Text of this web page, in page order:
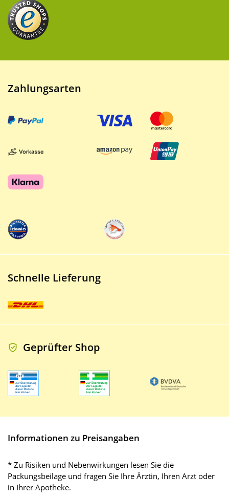
Zahlungsarten
Schnelle Lieferung
Geprüfter Shop
Informationen zu Preisangaben
* Zu Risiken und Nebenwirkungen lesen Sie die
Packungsbeilage und fragen Sie Ihre Ärztin, Ihren Arzt oder
in Ihrer Apotheke.